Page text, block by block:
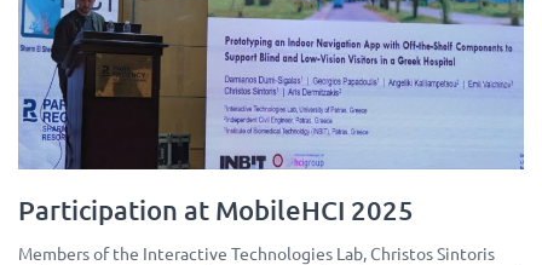
Participation at MobileHCI 2025
Members of the Interactive Technologies Lab, Christos Sintoris